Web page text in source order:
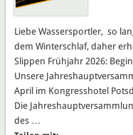
Liebe Wassersportler, so
dem Winterschlaf, daher
Slippen Frühjahr 2026:
Unsere
April im Kongresshotel
Die
des …